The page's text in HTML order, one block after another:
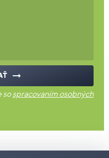
sospracovaním osobných